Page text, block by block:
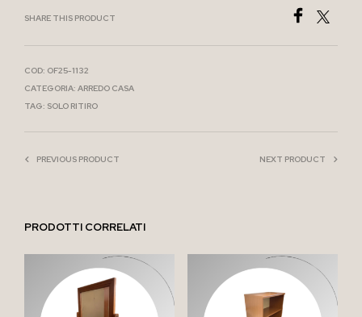
SHARE THIS PRODUCT
COD: OF25-1132
CATEGORIA: ARREDO CASA
TAG: SOLO RITIRO
PREVIOUS PRODUCT NEXT PRODUCT
PRODOTTI CORRELATI